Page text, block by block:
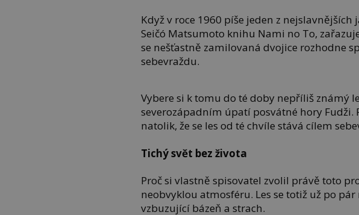
Když v roce 1960 píše jeden z nejslavnějších
Seičó Matsumoto knihu Nami no To,
se nešťastně zamilovaná dvojice rozhodne
sebevraždu.
Vybere si k tomu do té doby nepříliš známý
severozápadním úpatí posvátné hory Fudži.
natolik, že se les od té chvíle stává cílem
Tichý svět bez života
Proč si vlastně spisovatel zvolil právě toto
neobvyklou atmosféru. Les se totiž už po
vzbuzující bázeň a strach.